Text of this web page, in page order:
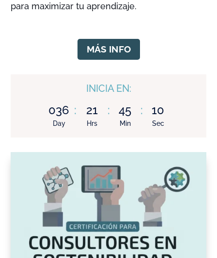
para maximizar tu aprendizaje.
MÁS INFO
INICIA EN:
036
Day
: 21
Hrs
: 45
Min
: 09
Sec